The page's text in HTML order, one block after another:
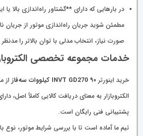
در بارهایی که دارای **گشتاور راه‌اندازی بالا
مطمئن شوید جریان راه‌اندازی موتور از جریان
صورت نیاز، انتخاب مدلی با توان بالاتر را
خدمات مجموعه تخصصی
خرید اینورتر INVT GD270 ۹۰ کیلووات سه‌فاز
الکتروبازار به معنای دریافت کالایی کاملاً اصل،
پشتیبانی فنی رایگان است.
تیم ما آماده است تا با بررسی شرایط موتور، نوع